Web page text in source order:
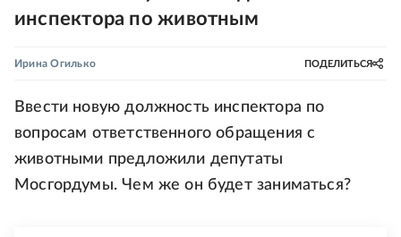
инспектора по животным
Ирина Огилько ПОДЕЛИТЬСЯ
Ввести новую должность инспектора по
вопросам ответственного обращения с
животными предложили депутаты
Мосгордумы. Чем же он будет заниматься?